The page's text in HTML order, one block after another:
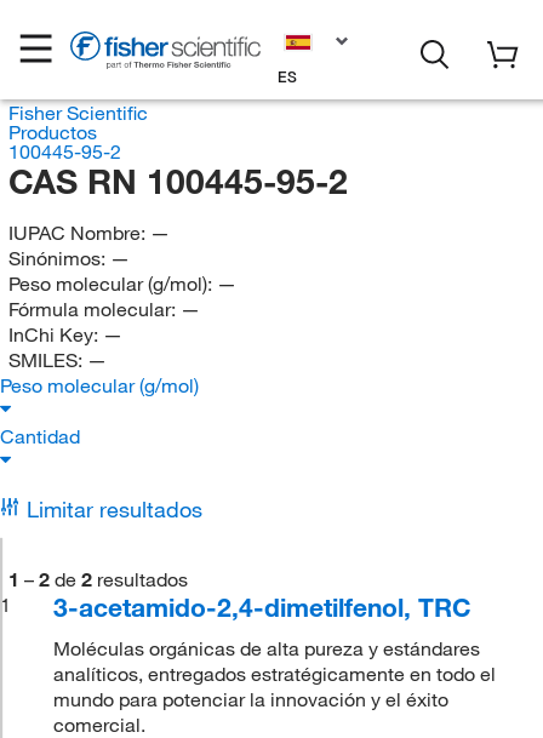
ES
Fisher Scientific
Productos
100445-95-2
CAS RN 100445-95-2
IUPAC Nombre: —
Sinónimos: —
Peso molecular (g/mol): —
Fórmula molecular: —
InChi Key: —
SMILES: —
Peso molecular (g/mol)
Cantidad
Limitar resultados
1 – 2 de 2 resultados
1
3-acetamido-2,4-dimetilfenol, TRC
Moléculas orgánicas de alta pureza y estándares
analíticos, entregados estratégicamente en todo el
mundo para potenciar la innovación y el éxito
comercial.